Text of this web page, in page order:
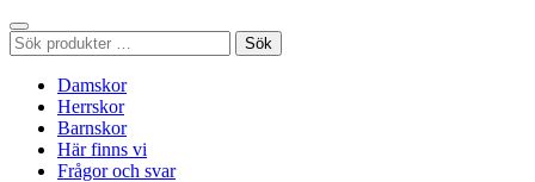
Sök
efter:
Sök
Damskor
Herrskor
Barnskor
Här finns vi
Frågor och svar